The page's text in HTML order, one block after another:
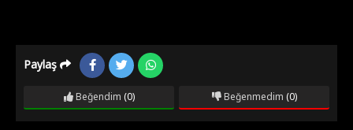
Paylaş
Beğendim (0) Beğenmedim (0)